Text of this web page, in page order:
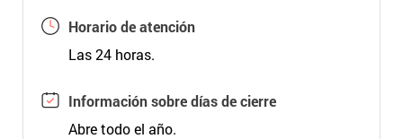
Horario de atención
Las 24 horas.
Información sobre días de cierre
Abre todo el año.